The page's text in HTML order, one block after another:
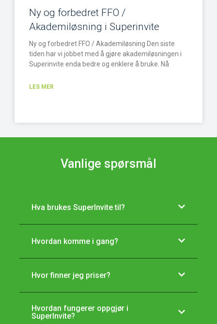
Ny og forbedret FFO /
Akademiløsning i Superinvite
Ny og forbedret FFO / Akademiløsning Den siste
tiden har vi jobbet med å gjøre akademiløsningen i
Superinvite enda bedre og enklere å bruke. Nå
LES MER
Vanlige spørsmål
Hva brukes SuperInvite til?
Hvordan komme i gang?
Hvor finner jeg priser?
Hvordan fungerer oppgjør i
SuperInvite?